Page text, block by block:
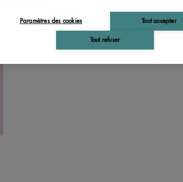
Paramètres des cookies Tout accepter
Tout refuser